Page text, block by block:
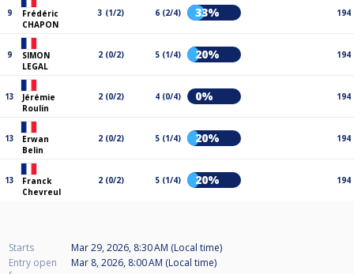
9
Frédéric
CHAPON
3 (1/2) 6 (2/4) 33% 194
9
SIMON
LEGAL
2 (0/2) 5 (1/4) 20% 194
13
Jérémie
Roulin
2 (0/2) 4 (0/4) 0% 194
13
Erwan
Belin
2 (0/2) 5 (1/4) 20% 194
13
Franck
Chevreul
2 (0/2) 5 (1/4) 20% 194
Starts
Mar 29, 2026, 8:30 AM (Local time)
Entry open
Mar 8, 2026, 8:00 AM (Local time)